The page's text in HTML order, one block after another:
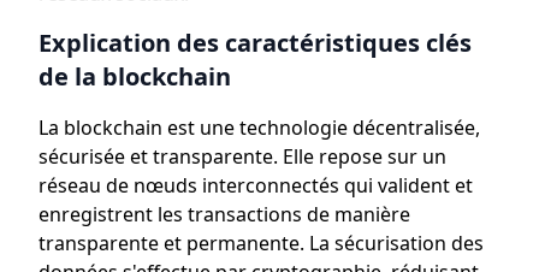
Explication des caractéristiques clés
de la blockchain
La blockchain est une technologie décentralisée,
sécurisée et transparente. Elle repose sur un
réseau de nœuds interconnectés qui valident et
enregistrent les transactions de manière
transparente et permanente. La sécurisation des